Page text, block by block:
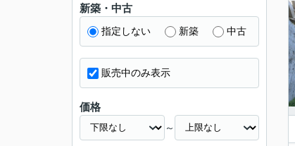
新築・中古
指定しない 新築 中古
販売中のみ表示
価格
～